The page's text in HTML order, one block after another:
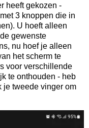
heeft gekozen -
3 knoppen die in
U hoeft alleen
gewenste
nu hoef je alleen
het scherm te
voor verschillende
te onthouden - heb
je tweede vinger om